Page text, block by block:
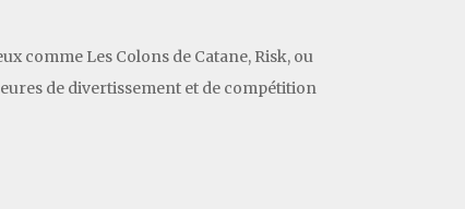
comme Les Colons de Catane, Risk, ou
de divertissement et de compétition